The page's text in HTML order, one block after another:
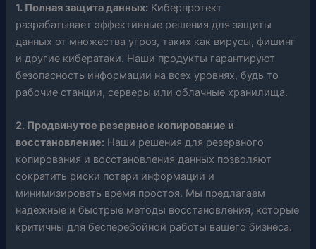
1. Полная защита данных: Киберпротект
разрабатывает эффективные решения для защиты
данных от множества угроз, таких как вирусы, фишинг
и другие кибератаки. Наши продукты гарантируют
безопасность информации на всех уровнях, будь то
рабочие станции, серверы или облачные хранилища.
2. Продвинутое резервное копирование и
восстановление: Наши решения для резервного
копирования и восстановления данных позволяют
сократить риски потери информации и
минимизировать время простоя. Мы предлагаем
надежные и быстрые методы восстановления, которые
критичны для бесперебойной работы вашего бизнеса.